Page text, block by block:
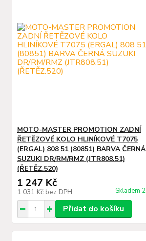
MOTO-MASTER PROMOTION ZADNÍ
ŘETĚZOVÉ KOLO HLINÍKOVÉ T7075
(ERGAL) 808 51 (80851) BARVA ČERNÁ
SUZUKI DR/RM/RMZ (JTR808.51)
(ŘETĚZ.520)
1 247 Kč
1 031 Kč bez DPH Skladem 2
Přidat do košíku